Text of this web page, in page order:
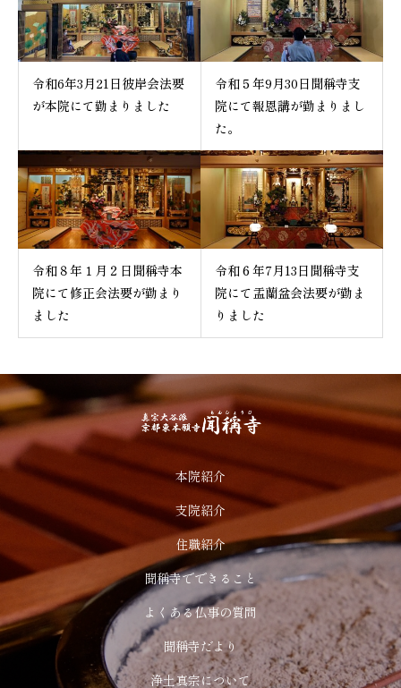
令和6年3月21日彼岸会法要
が本院にて勤まりました
令和５年9月30日聞稱寺支
院にて報恩講が勤まりまし
た。
令和８年１月２日聞稱寺本
院にて修正会法要が勤まり
ました
令和６年7月13日聞稱寺支
院にて盂蘭盆会法要が勤ま
りました
本院紹介
支院紹介
住職紹介
聞稱寺でできること
よくある仏事の質問
聞稱寺だより
浄土真宗について